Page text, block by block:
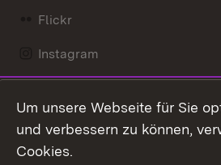
Flickr
Instagram
Mastodon
Messenger
Um unsere Webseite für Sie
und verbessern zu können,
Cookies.